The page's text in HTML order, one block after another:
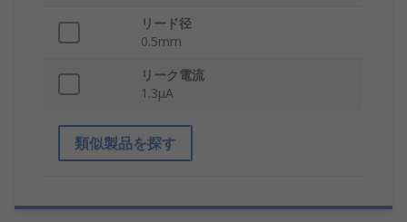
リード径
0.5mm
リーク電流
1.3μA
類似製品を探す